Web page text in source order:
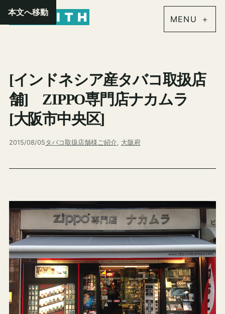
本文へ移動
[インドネシア産タバコ取扱店
舗] ZIPPO専門店ナカムラ
[大阪市中央区]
2015/08/05 タバコ取扱店舗様ご紹介, 大阪府